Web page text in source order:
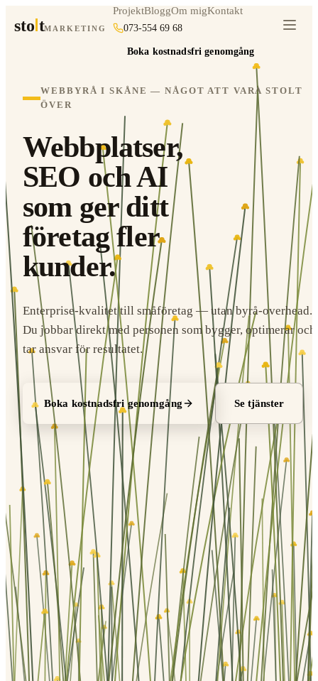
sto tMARKETING
ProjektBloggOm migKontakt
073-554 69 68
Boka kostnadsfri genomgång
WEBBYRÅ I SKÅNE — NÅGOT ATT VARA STOLT
ÖVER
Webbplatser,
SEO och AI
som ger ditt
företag fler
kunder.
Enterprise-kvalitet till småföretag — utan byrå-overhead.
Du jobbar direkt med personen som bygger, optimerar och
tar ansvar för resultatet.
Boka kostnadsfri genomgång Se tjänster